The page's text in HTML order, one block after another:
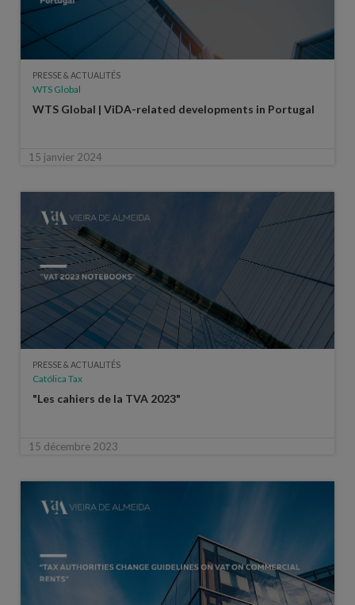
PRESSE & ACTUALITÉS
WTS Global
WTS Global | ViDA-related developments in Portugal
15 janvier 2024
PRESSE & ACTUALITÉS
Católica Tax
"Les cahiers de la TVA 2023"
15 décembre 2023